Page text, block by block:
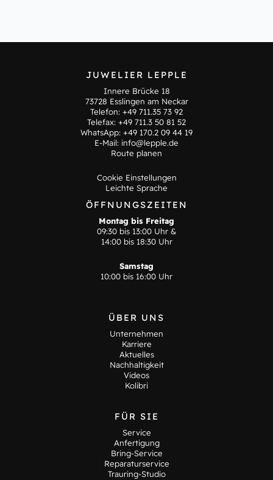
JUWELIER LEPPLE
Innere Brücke 18
73728 Esslingen am Neckar
Telefon: +49 711.35 73 92
Telefax: +49 711.3 50 81 52
WhatsApp: +49 170.2 09 44 19
E-Mail: info@lepple.de
Route planen
Cookie Einstellungen
Leichte Sprache
ÖFFNUNGSZEITEN
Montag bis Freitag
09:30 bis 13:00 Uhr &
14:00 bis 18:30 Uhr
Samstag
10:00 bis 16:00 Uhr
ÜBER UNS
Unternehmen
Karriere
Aktuelles
Nachhaltigkeit
Videos
Kolibri
FÜR SIE
Service
Anfertigung
Bring-Service
Reparaturservice
Trauring-Studio